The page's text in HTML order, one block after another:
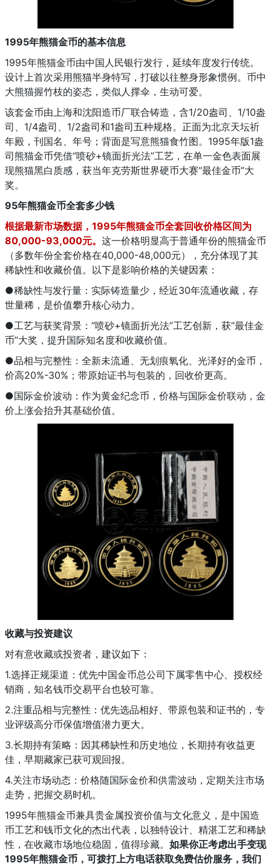
1995年熊猫金币的基本信息
1995年熊猫金币由中国人民银行发行，延续年度发行传统。
设计上首次采用熊猫半身特写，打破以往整身形象惯例。币中
大熊猫握竹枝的姿态，类似人撑伞，生动可爱。
该套金币由上海和沈阳造币厂联合铸造，含1/20盎司、1/10盎
司、1/4盎司、1/2盎司和1盎司五种规格。正面为北京天坛祈
年殿，刊国名、年号；背面是写意熊猫食竹图。1995年版1盎
司熊猫金币凭借“喷砂+镜面折光法”工艺，在单一金色表面展
现熊猫黑白质感，获当年克劳斯世界硬币大赛“最佳金币”大
奖。
95年熊猫金币全套多少钱
根据最新市场数据，1995年熊猫金币全套回收价格区间为
80,000-93,000元。 这一价格明显高于普通年份的熊猫金币
（多数年份全套价格在40,000-48,000元），充分体现了其
稀缺性和收藏价值。以下是影响价格的关键因素：
●稀缺性与发行量：实际铸造量少，经近30年流通收藏，存
世量稀，是价值攀升核心动力。
●工艺与获奖背景：“喷砂+镜面折光法”工艺创新，获“最佳金
币”大奖，提升国际知名度和收藏价值。
●品相与完整性：全新未流通、无划痕氧化、光泽好的金币，
价高20%-30%；带原始证书与包装的，回收价更高。
●国际金价波动：作为黄金纪念币，价格与国际金价联动，金
价上涨会抬升其基础价值。
收藏与投资建议
对有意收藏或投资者，建议如下：
1.选择正规渠道：优先中国金币总公司下属零售中心、授权经
销商，知名钱币交易平台也较可靠。
2.注重品相与完整性：优先选品相好、带原包装和证书的，专
业评级高分币保值增值潜力更大。
3.长期持有策略：因其稀缺性和历史地位，长期持有收益更
佳，早期藏家已获可观回报。
4.关注市场动态：价格随国际金价和供需波动，定期关注市场
走势，把握交易时机。
1995年熊猫金币兼具贵金属投资价值与文化意义，是中国造
币工艺和钱币文化的杰出代表，以独特设计、精湛工艺和稀缺
性，在收藏市场地位稳固，值得珍藏。 如果你正考虑出手变现
1995年熊猫金币，可拨打上方电话获取免费估价服务，我们